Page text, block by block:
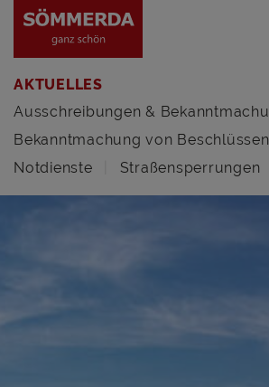
AKTUELLES
Ausschreibungen &
Bekanntmachung von Beschlüssen
Notdienste
Straßensperrungen